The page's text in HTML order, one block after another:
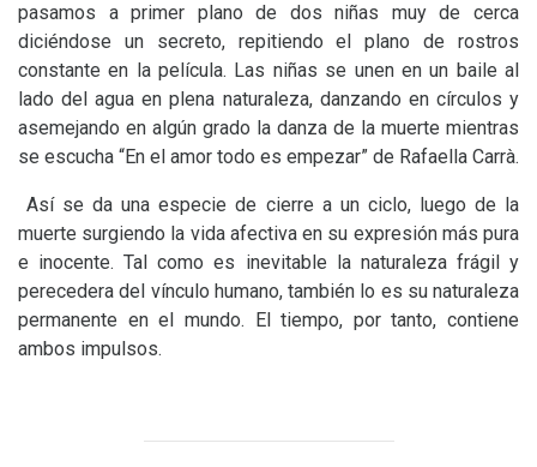
pasamos a primer plano de dos niñas muy de cerca
diciéndose un secreto, repitiendo el plano de rostros
constante en la película. Las niñas se unen en un baile al
lado del agua en plena naturaleza, danzando en círculos y
asemejando en algún grado la danza de la muerte mientras
se escucha “En el amor todo es empezar” de Rafaella Carrà.
Así se da una especie de cierre a un ciclo, luego de la
muerte surgiendo la vida afectiva en su expresión más pura
e inocente. Tal como es inevitable la naturaleza frágil y
perecedera del vínculo humano, también lo es su naturaleza
permanente en el mundo. El tiempo, por tanto, contiene
ambos impulsos.